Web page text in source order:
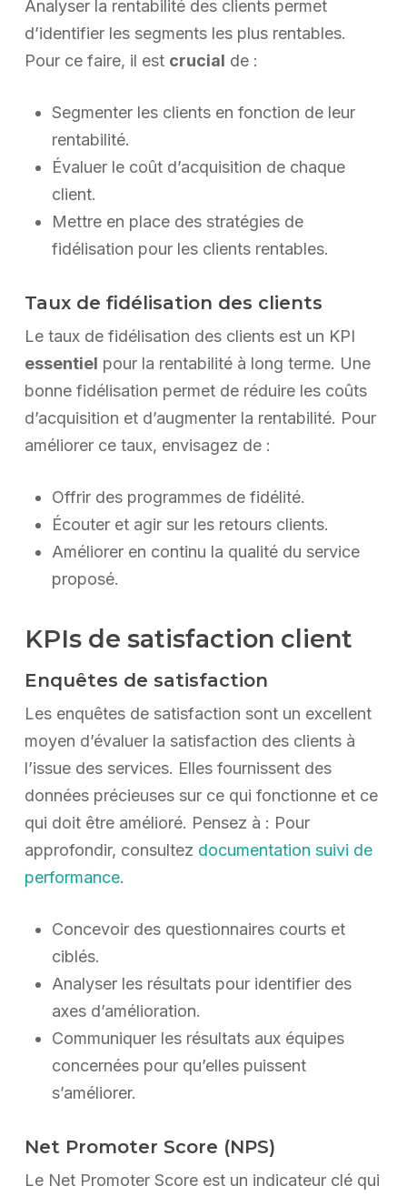
Analyser la rentabilité des clients permet
d’identifier les segments les plus rentables.
Pour ce faire, il est crucial de :
Segmenter les clients en fonction de leur
rentabilité.
Évaluer le coût d’acquisition de chaque
client.
Mettre en place des stratégies de
fidélisation pour les clients rentables.
Taux de fidélisation des clients
Le taux de fidélisation des clients est un KPI
essentiel pour la rentabilité à long terme. Une
bonne fidélisation permet de réduire les coûts
d’acquisition et d’augmenter la rentabilité. Pour
améliorer ce taux, envisagez de :
Offrir des programmes de fidélité.
Écouter et agir sur les retours clients.
Améliorer en continu la qualité du service
proposé.
KPIs de satisfaction client
Enquêtes de satisfaction
Les enquêtes de satisfaction sont un excellent
moyen d’évaluer la satisfaction des clients à
l’issue des services. Elles fournissent des
données précieuses sur ce qui fonctionne et ce
qui doit être amélioré. Pensez à : Pour
approfondir, consultez documentation suivi de
performance.
Concevoir des questionnaires courts et
ciblés.
Analyser les résultats pour identifier des
axes d’amélioration.
Communiquer les résultats aux équipes
concernées pour qu’elles puissent
s’améliorer.
Net Promoter Score (NPS)
Le Net Promoter Score est un indicateur clé qui